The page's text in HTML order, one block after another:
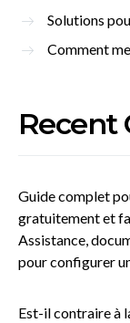
Solutions
Comment
Recent
Guide complet
gratuitement et
Assistance,
pour configurer
Est-il contraire à